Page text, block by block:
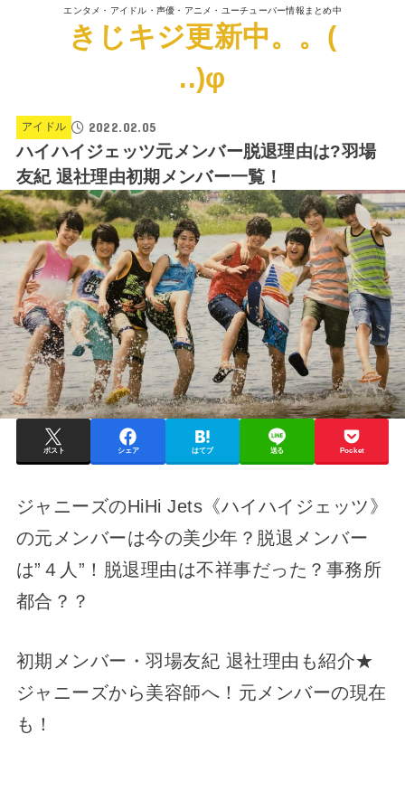
エンタメ・アイドル・声優・アニメ・ユーチューバー情報まとめ中
きじキジ更新中。。(
..)φ
アイドル 2022.02.05
ハイハイジェッツ元メンバー脱退理由は?羽場
友紀 退社理由初期メンバー一覧！
ポスト シェア はてブ 送る Pocket
ジャニーズのHiHi Jets《ハイハイジェッツ》
の元メンバーは今の美少年？脱退メンバー
は”４人”！脱退理由は不祥事だった？事務所
都合？？
初期メンバー・羽場友紀 退社理由も紹介★
ジャニーズから美容師へ！元メンバーの現在
も！